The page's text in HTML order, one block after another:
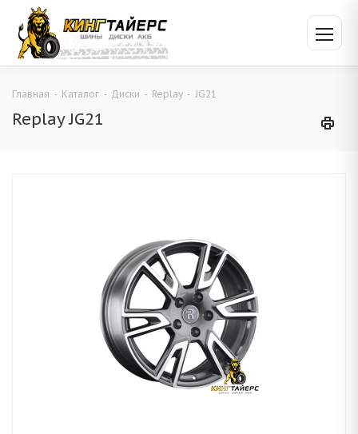
Главная - Каталог - Диски - Replay - JG21
Replay JG21